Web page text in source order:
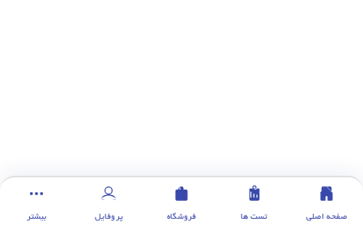
صفحه اصلی تست ها فروشگاه پروفایل بیشتر